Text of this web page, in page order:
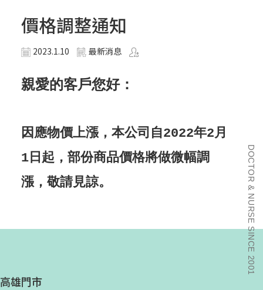
價格調整通知
2023.1.10 最新消息
親愛的客戶您好：
因應物價上漲，本公司自2022年2月
1日起，部份商品價格將做微幅調
漲，敬請見諒。
高雄門市
DOCTOR & NURSE SINCE 2001